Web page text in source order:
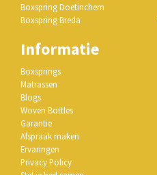
Boxspring Doetinchem
Boxspring Breda
Informatie
Boxsprings
Matrassen
Blogs
Woven Bottles
Garantie
Afspraak maken
Ervaringen
Privacy Policy